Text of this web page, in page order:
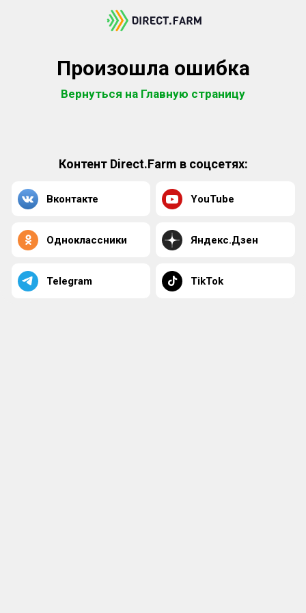
Произошла ошибка
Вернуться на Главную страницу
Контент Direct.Farm в соцсетях:
Вконтакте YouTube
Одноклассники Яндекс.Дзен
Telegram TikTok